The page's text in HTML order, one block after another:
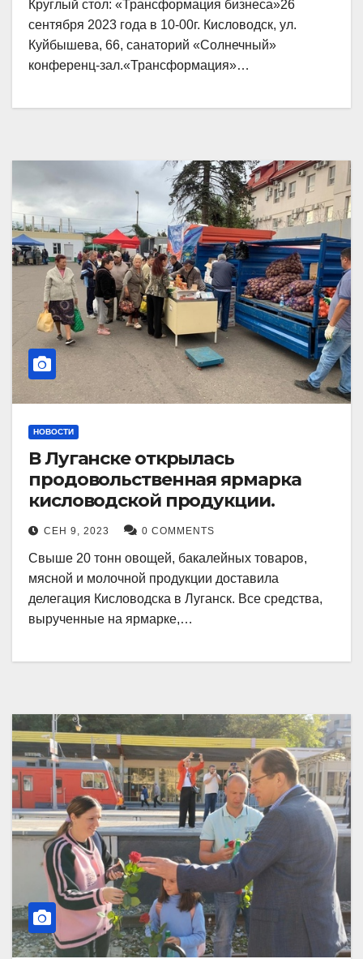
Круглый стол: «Трансформация бизнеса»26
сентября 2023 года в 10-00г. Кисловодск, ул.
Куйбышева, 66, санаторий «Солнечный»
конференц-зал.«Трансформация»…
НОВОСТИ
В Луганске открылась
продовольственная ярмарка
кисловодской продукции.
СЕН 9, 2023 0 COMMENTS
Свыше 20 тонн овощей, бакалейных товаров,
мясной и молочной продукции доставила
делегация Кисловодска в Луганск. Все средства,
вырученные на ярмарке,…